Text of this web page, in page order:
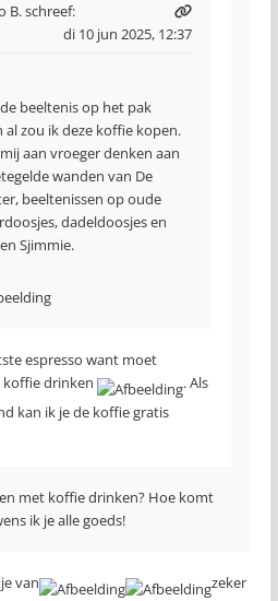
B.schreef:
di 10 jun 2025, 12:37
beeltenis op het pak
al zou ik deze koffie kopen.
aan vroeger denken aan
wanden van De
beeltenissen op oude
dadeldoosjes en
Sjimmie.
espresso want moet
drinken
. Als
kan ik je de koffie gratis
met koffie drinken? Hoe komt
ik je alle goeds!
van
zeker